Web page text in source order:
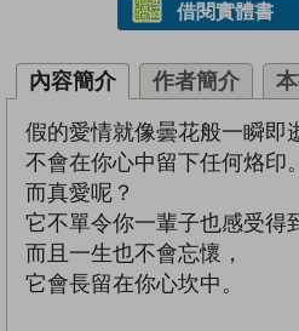
借閱實體書
內容簡介 作者簡介
假的愛情就像曇花般一瞬即
不會在你心中留下任何烙印。
而真愛呢？
它不單令你一輩子也感受得
而且一生也不會忘懷，
它會長留在你心坎中。